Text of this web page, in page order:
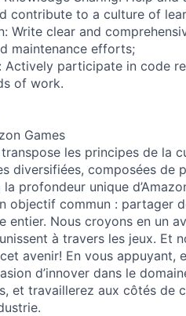
contribute to a culture of
Write clear and
maintenance efforts;
Actively participate in code
of work.
Games
les principes de la
diversifiées, composées de
profondeur unique
objectif commun : partager
entier. Nous croyons en un
à travers les jeux. Et
avenir! En vous appuyant,
d’innover dans le
et travaillerez aux côtés de